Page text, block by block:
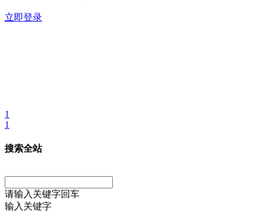
立即登录
1
1
搜索全站
请输入关键字回车
输入关键字